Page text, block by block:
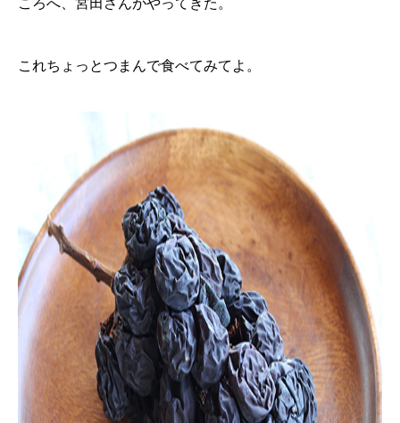
ころへ、宮田さんがやってきた。
これちょっとつまんで食べてみてよ。